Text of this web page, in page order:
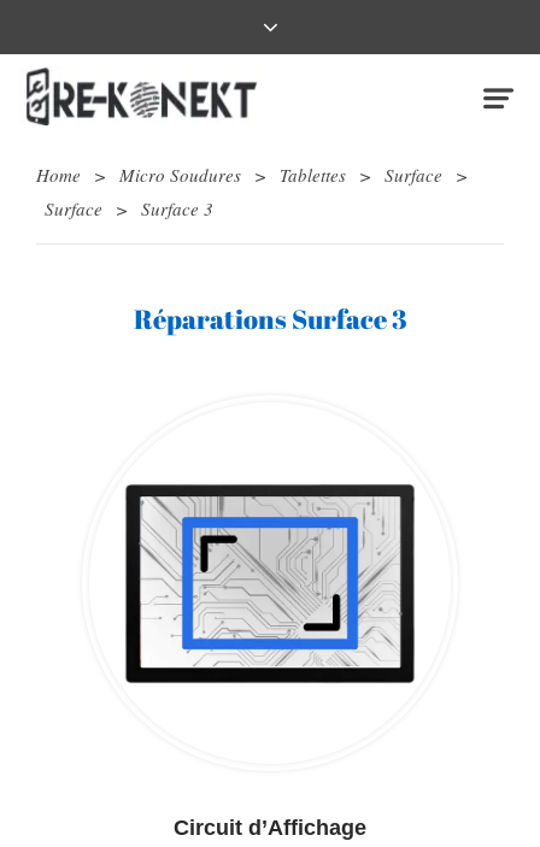
Home > Micro Soudures > Tablettes > Surface
>
Surface
> Surface 3
Réparations Surface 3
Circuit d’Affichage